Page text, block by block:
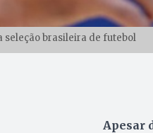
seleção brasileira de futebol
Apesar